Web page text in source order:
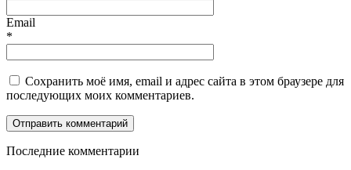
Email
*
Сохранить моё имя, email и адрес сайта в этом браузере для
последующих моих комментариев.
Последние комментарии